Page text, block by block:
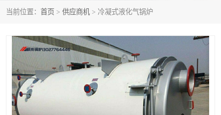
当前位置： 首页 > 供应商机 > 冷凝式液化气锅炉